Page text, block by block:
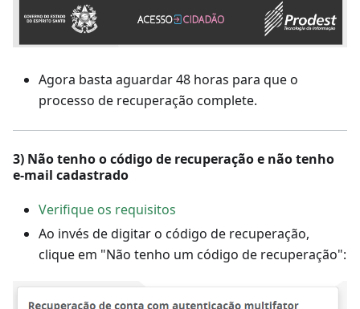
Agora basta aguardar 48 horas para que o
processo de recuperação complete.
3) Não tenho o código de recuperação e não tenho
e-mail cadastrado
Verifique os requisitos
Ao invés de digitar o código de recuperação,
clique em "Não tenho um código de recuperação":